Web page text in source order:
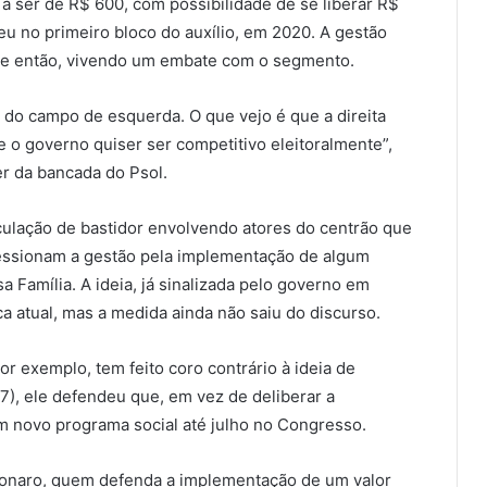
no primeiro bloco do auxílio, em 2020. A gestão
então, vivendo um embate com o segmento.
campo de esquerda. O que vejo é que a direita
o governo quiser ser competitivo eleitoralmente”,
da bancada do Psol.
de bastidor envolvendo atores do centrão que
a gestão pela implementação de algum
Família. A ideia, já sinalizada pelo governo em
mas a medida ainda não saiu do discurso.
exemplo, tem feito coro contrário à ideia de
ele defendeu que, em vez de deliberar a
programa social até julho no Congresso.
quem defenda a implementação de um valor